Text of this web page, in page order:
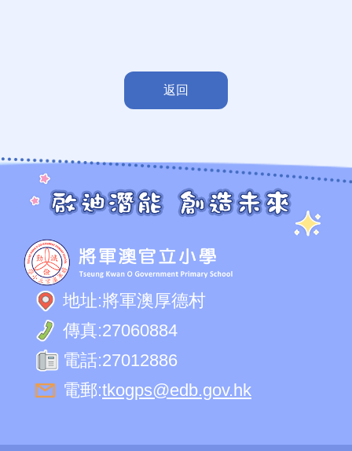
返回
地址:將軍澳厚德村
傳真:27060884
電話:27012886
電郵:tkogps@edb.gov.hk